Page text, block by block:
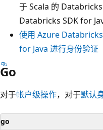
于 Scala 的
Databricks SDK for
使用 Azure
for Java 进行身份验证
Go
对于帐户级操作，对于默认
go